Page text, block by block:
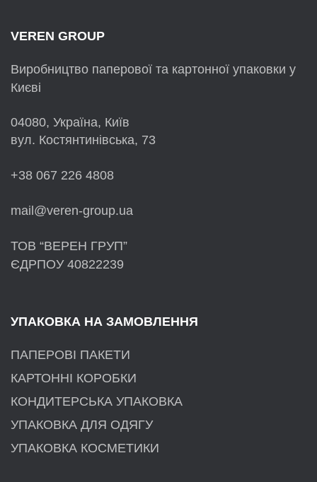
VEREN GROUP
Виробництво паперової та картонної упаковки у
Києві
04080, Україна, Київ
вул. Костянтинівська, 73
+38 067 226 4808
mail@veren-group.ua
ТОВ “ВЕРЕН ГРУП”
ЄДРПОУ 40822239
УПАКОВКА НА ЗАМОВЛЕННЯ
ПАПЕРОВІ ПАКЕТИ
КАРТОННІ КОРОБКИ
КОНДИТЕРСЬКА УПАКОВКА
УПАКОВКА ДЛЯ ОДЯГУ
УПАКОВКА КОСМЕТИКИ